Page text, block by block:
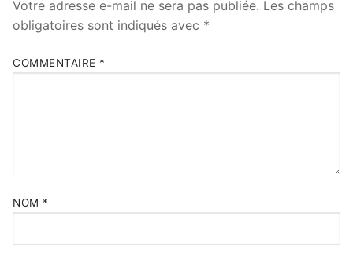
Votre adresse e-mail ne sera pas publiée. Les champs
obligatoires sont indiqués avec *
COMMENTAIRE *
NOM *